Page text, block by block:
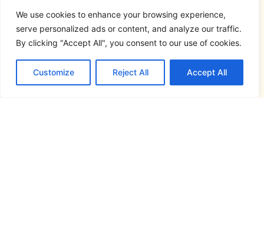
We use cookies to enhance your browsing experience,
serve personalized ads or content, and analyze our traffic.
By clicking "Accept All", you consent to our use of cookies.
Customize Reject All Accept All